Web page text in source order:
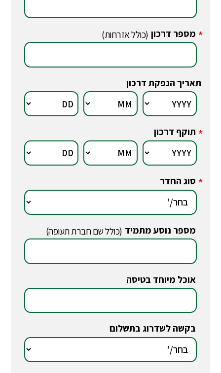
* מספר דרכון (כולל אזרחות)
תאריך הנפקת דרכון
* תוקף דרכון
* סוג החדר
מספר נוסע מתמיד (כולל שם חברת תעופה)
אוכל מיוחד בטיסה
בקשה לשדרוג בתשלום